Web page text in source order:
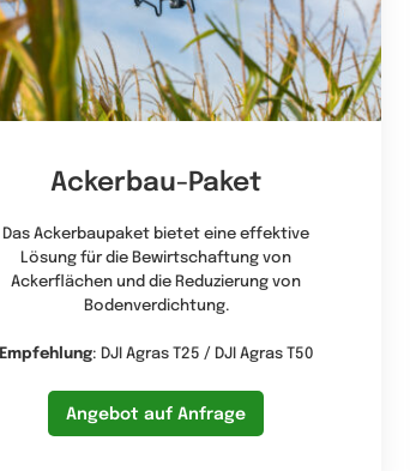
Ackerbau-Paket
Das Ackerbaupaket bietet eine effektive
Lösung für die Bewirtschaftung von
Ackerflächen und die Reduzierung von
Bodenverdichtung.
Empfehlung: DJI Agras T25 / DJI Agras T50
Angebot auf Anfrage